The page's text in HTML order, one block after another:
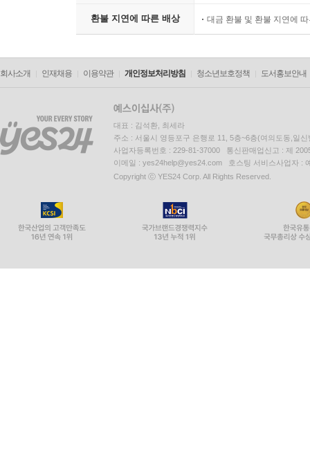
환불 지연에 따른 배상 대금 환불 및 환불 지연에
회사소개 인재채용 이용약관 개인정보처리방침 청소년보호정책 도서홍보안내
대표 : 김석환, 최세라
주소 : 서울시 영등포구 은행로 11, 5층~6층(여의도동,일신
사업자등록번호 : 229-81-37000 통신판매업신고 : 제
이메일 : yes24help@yes24.com 호스팅 서비스사업자 :
Copyright ⓒ YES24 Corp. All Rights Reserved.